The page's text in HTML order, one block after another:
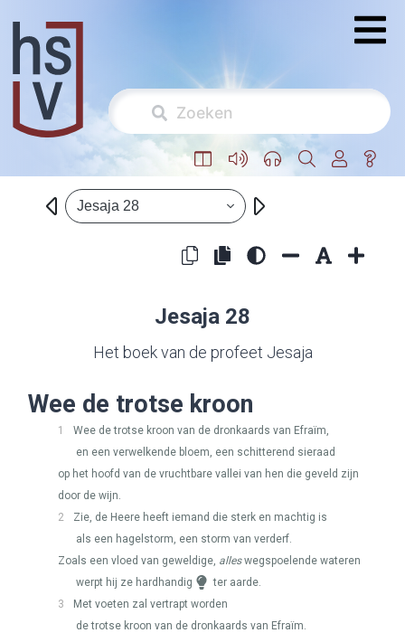
Jesaja 28
Jesaja 28
Het boek van de profeet Jesaja
Wee de trotse kroon
1
Wee de trotse kroon van de dronkaards van Efraïm,
en een verwelkende bloem, een schitterend sieraad
op het hoofd van de vruchtbare vallei van hen die geveld zijn
door de wijn.
2
Zie, de Heere heeft iemand die sterk en machtig is
als een hagelstorm, een storm van verderf.
Zoals een vloed van geweldige, alleswegspoelende wateren
werpt hij ze hardhandig
ter aarde.
3
Met voeten zal vertrapt worden
de trotse kroon van de dronkaards van Efraïm.